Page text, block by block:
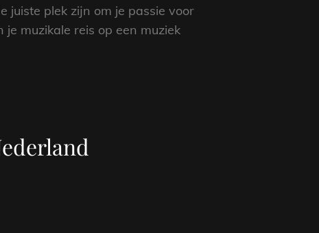
juiste plek zijn om je passie voor
muzikale reis op een muziek